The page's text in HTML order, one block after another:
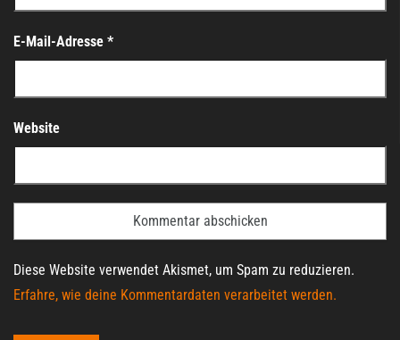
E-Mail-Adresse *
Website
Diese Website verwendet Akismet, um Spam zu reduzieren.
Erfahre, wie deine Kommentardaten verarbeitet werden.